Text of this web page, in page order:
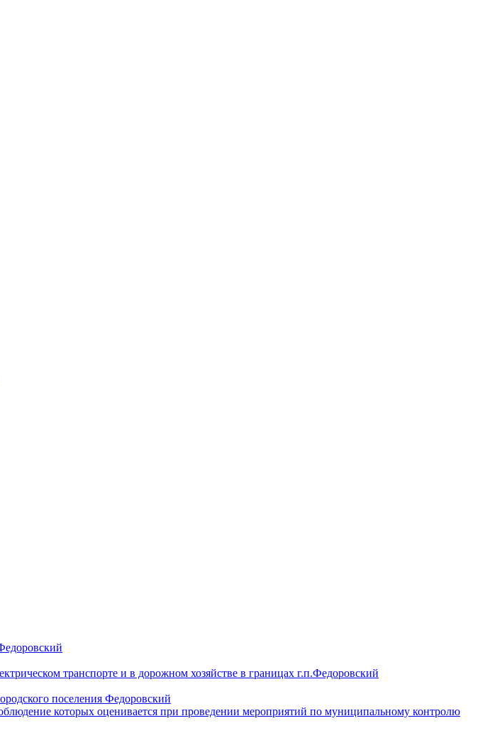
транспорте и в дорожном хозяйстве в границах г.п.Федоровский
поселения Федоровский
которых оценивается при проведении мероприятий по муниципальному контролю